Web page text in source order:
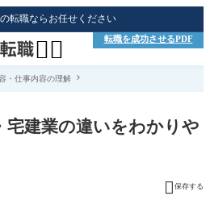
転職ならお任せください
 転職を成功させるPDF
・仕事内容の理解
宅建業の違いをわかりや
 保存する